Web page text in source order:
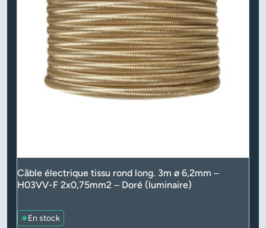
Câble électrique tissu rond long. 3m ø 6,2mm –
H03VV-F 2x0,75mm2 – Doré (luminaire)
En stock